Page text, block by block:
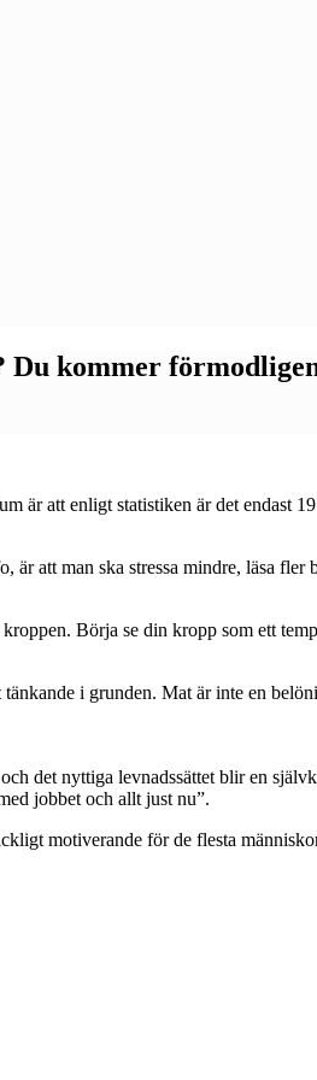
kommer
är att enligt statistiken är det endast
att man ska stressa mindre, läsa
Börja se din kropp som ett
i grunden. Mat är inte en
det nyttiga levnadssättet blir en
jobbet och allt just nu”.
motiverande för de flesta